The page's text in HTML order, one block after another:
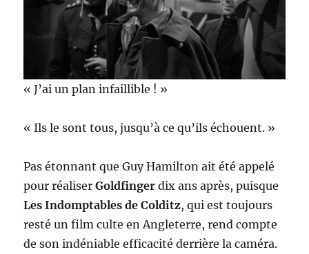
« J’ai un plan infaillible ! »
« Ils le sont tous, jusqu’à ce qu’ils échouent. »
Pas étonnant que Guy Hamilton ait été appelé
pour réaliserGoldfinger dix ans après, puisque
Les Indomptables de Colditz, qui est toujours
resté un film culte en Angleterre, rend compte
de son indéniable efficacité derrière la caméra.